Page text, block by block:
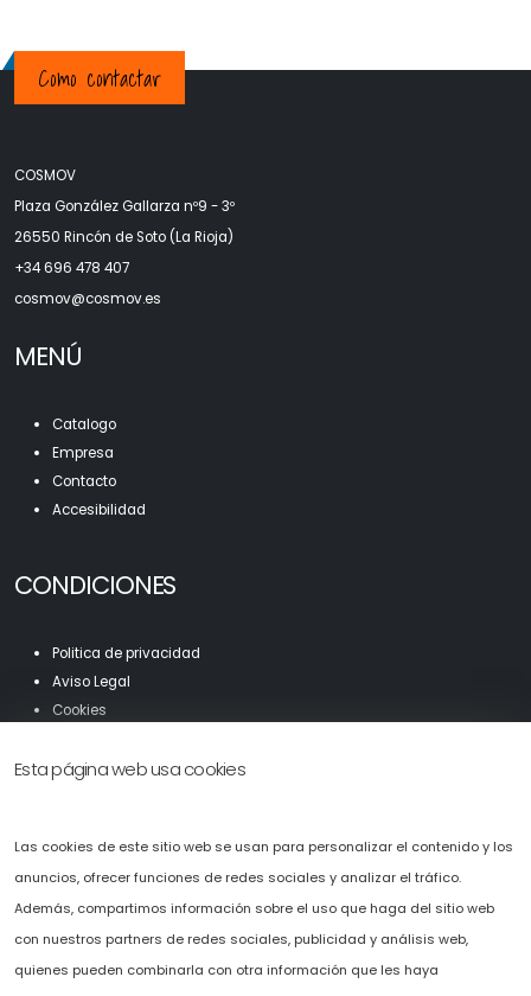
Como contactar
COSMOV
Plaza González Gallarza nº9 - 3º
26550 Rincón de Soto (La Rioja)
+34 696 478 407
cosmov@cosmov.es
MENÚ
Catalogo
Empresa
Contacto
Accesibilidad
CONDICIONES
Politica de privacidad
Aviso Legal
Cookies
Accesibilidad
Solicítenos presupuesto sin compromiso.
Puede ponerse en contacto con nosotros llamando al+34 696 478 407
completando el fomulario de solicitud de presupuesto que hemos
puesto a su disposición en la web.
cosmov@cosmov.es
Esta página web usa cookies
Las cookies de este sitio web se usan para personalizar el contenido y los
anuncios, ofrecer funciones de redes sociales y analizar el tráfico.
Además, compartimos información sobre el uso que haga del sitio web
con nuestros partners de redes sociales, publicidad y análisis web,
quienes pueden combinarla con otra información que les haya